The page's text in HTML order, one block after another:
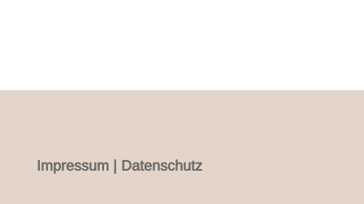
Impressum| Datenschutz